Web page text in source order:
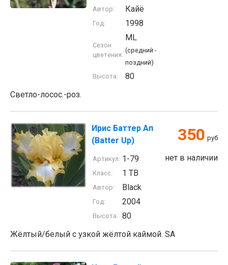
Автор: Кайё
Год: 1998
Сезон
цветения:
ML
(средний -
поздний)
Высота:
80
Светло-лосос.-роз.
Ирис Баттер Ап
(Batter Up)
350 руб
нет в наличии
Артикул: 1-79
Класс: 1 TB
Автор: Black
Год: 2004
Высота: 80
Жёлтый/белый с узкой жёлтой каймой. SA